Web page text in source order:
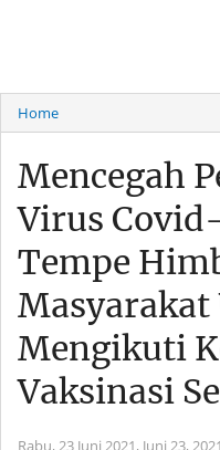
Home
Mencegah
Virus
Tempe
Mengikuti
Vaksinasi
Rabu, 23 Juni 2021, Juni 23, 2021